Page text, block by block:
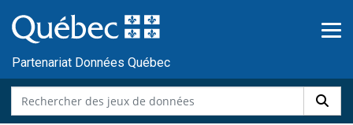
au
contenu
Partenariat Données Québec